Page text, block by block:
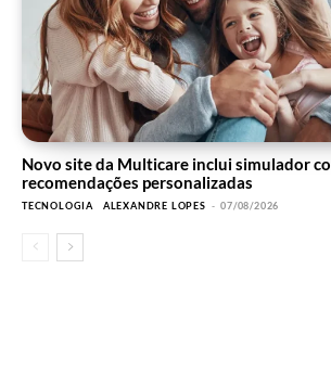
Novo site da Multicare inclui simulador
recomendações personalizadas
TECNOLOGIA ALEXANDRE LOPES - 07/08/2026